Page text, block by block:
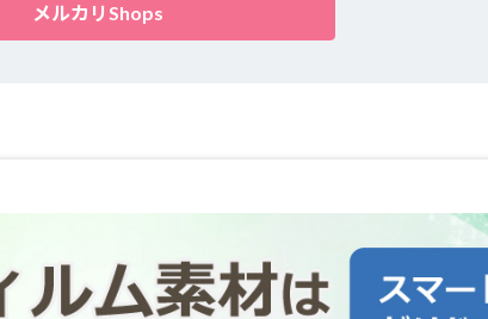
メルカリShops